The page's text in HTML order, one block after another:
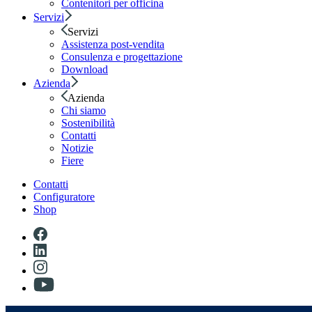
Contenitori per officina
Servizi
Servizi
Assistenza post-vendita
Consulenza e progettazione
Download
Azienda
Azienda
Chi siamo
Sostenibilità
Contatti
Notizie
Fiere
Contatti
Configuratore
Shop